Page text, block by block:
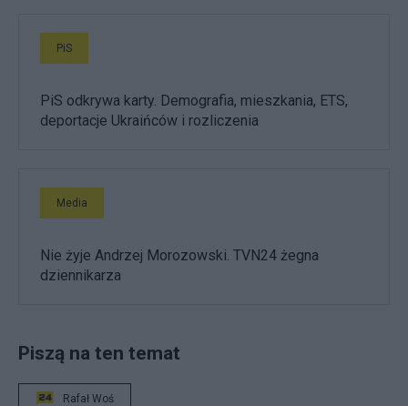
PiS
PiS odkrywa karty. Demografia, mieszkania, ETS,
deportacje Ukraińców i rozliczenia
Media
Nie żyje Andrzej Morozowski. TVN24 żegna
dziennikarza
Piszą na ten temat
Rafał Woś